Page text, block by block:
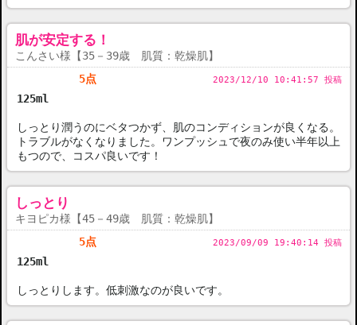
肌が安定する！
こんさい様【35－39歳 肌質：乾燥肌】
5点
2023/12/10 10:41:57 投稿
125ml
しっとり潤うのにベタつかず、肌のコンディションが良くなる。
トラブルがなくなりました。ワンプッシュで夜のみ使い半年以上
もつので、コスパ良いです！
しっとり
キヨピカ様【45－49歳 肌質：乾燥肌】
5点
2023/09/09 19:40:14 投稿
125ml
しっとりします。低刺激なのが良いです。